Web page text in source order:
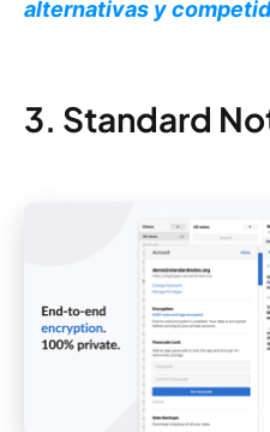
alternativas y
3. Standard